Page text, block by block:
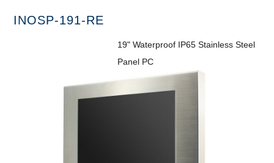
INOSP-191-RE
19" Waterproof IP65 Stainless Steel
Panel PC